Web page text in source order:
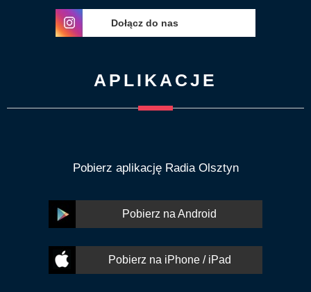
Dołącz do nas
APLIKACJE
Pobierz aplikację Radia Olsztyn
Pobierz na Android
Pobierz na iPhone / iPad